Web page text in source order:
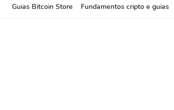
Guias Bitcoin Store Fundamentos cripto e guias